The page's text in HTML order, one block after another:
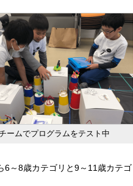
ームでプログラムをテスト中
6～8歳カテゴリと9～11歳カテゴ